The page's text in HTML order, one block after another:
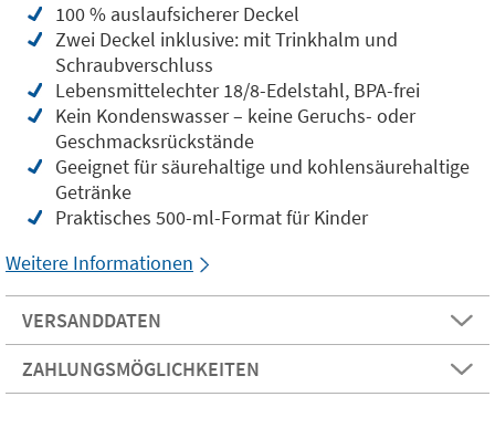
100 % auslaufsicherer Deckel
Zwei Deckel inklusive: mit Trinkhalm und
Schraubverschluss
Lebensmittelechter 18/8-Edelstahl, BPA-frei
Kein Kondenswasser – keine Geruchs- oder
Geschmacksrückstände
Geeignet für säurehaltige und kohlensäurehaltige
Getränke
Praktisches 500-ml-Format für Kinder
Weitere Informationen
VERSANDDATEN
ZAHLUNGSMÖGLICHKEITEN